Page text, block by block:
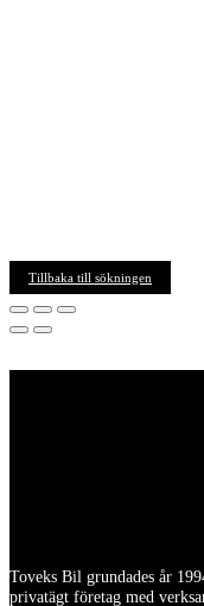
Tillbaka till sökningen
Toveks Bil grundades år
privatägt företag med